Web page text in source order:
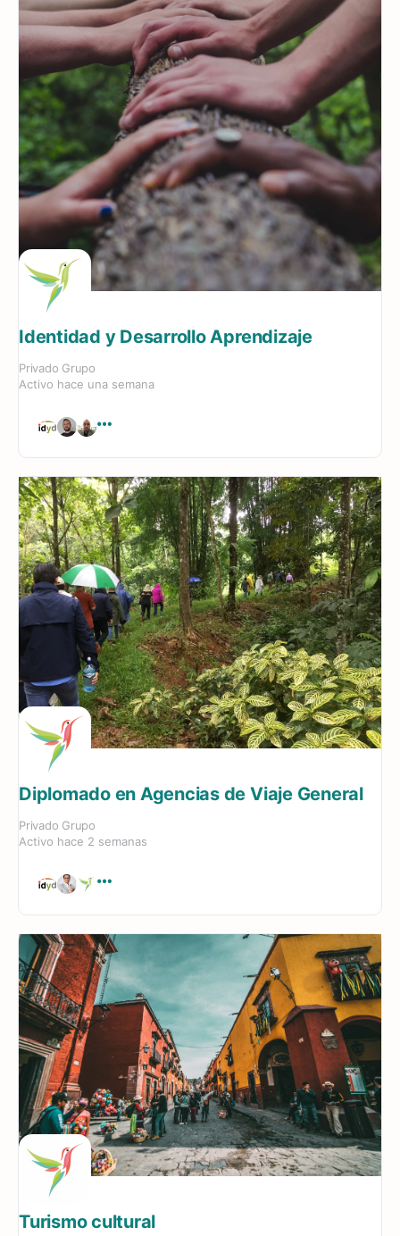
Identidad y Desarrollo Aprendizaje
Privado Grupo
Activo hace una semana
Diplomado en Agencias de Viaje General
Privado Grupo
Activo hace 2 semanas
Turismo cultural